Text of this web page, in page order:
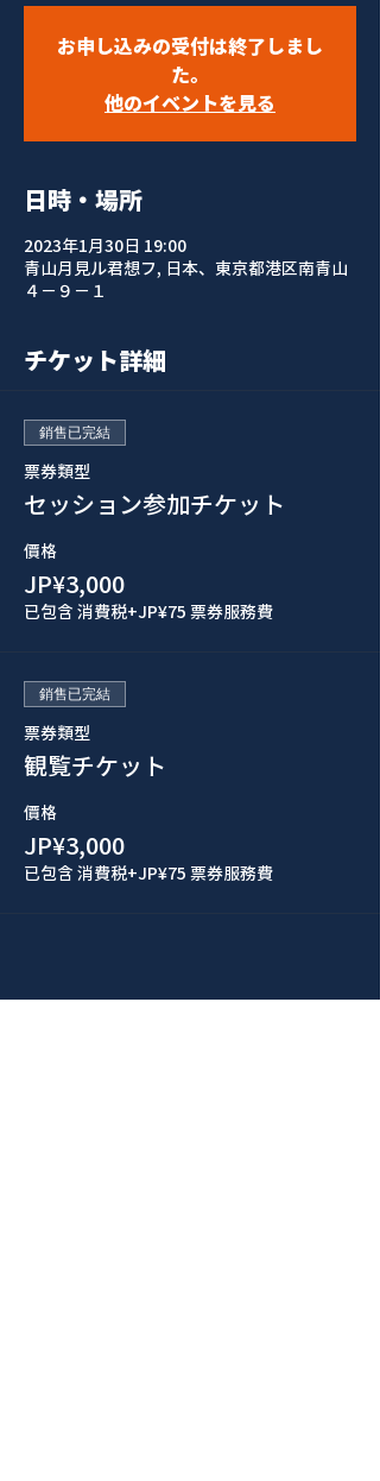
お申し込みの受付は終了しまし
た。
他のイベントを見る
日時・場所
2023年1月30日 19:00
青山月見ル君想フ, 日本、東京都港区南青山
４−９−１
チケット詳細
銷售已完結
票券類型
セッション参加チケット
價格
JP¥3,000
已包含 消費税+JP¥75 票券服務費
銷售已完結
票券類型
観覧チケット
價格
JP¥3,000
已包含 消費税+JP¥75 票券服務費